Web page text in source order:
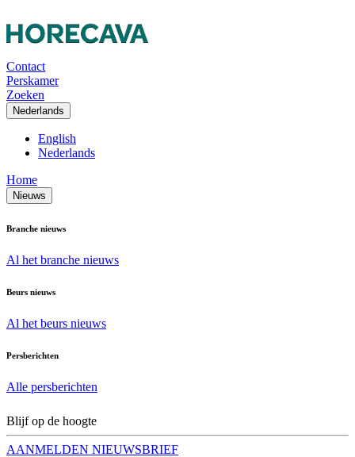
Contact
Perskamer
Zoeken
Nederlands
English
Nederlands
Home
Nieuws
Branche nieuws
Al het branche nieuws
Beurs nieuws
Al het beurs nieuws
Persberichten
Alle persberichten
Blijf op de hoogte
AANMELDEN NIEUWSBRIEF